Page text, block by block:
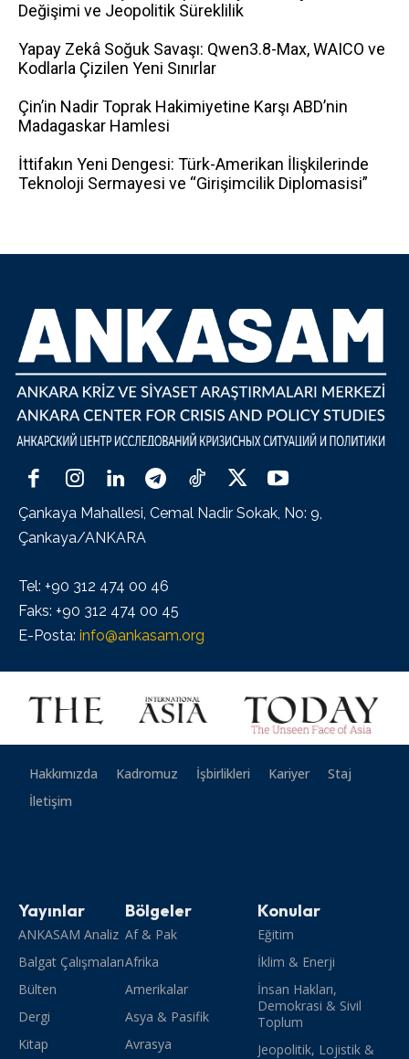
Değişimi ve Jeopolitik Süreklilik
Yapay Zekâ Soğuk Savaşı: Qwen3.8-Max, WAICO ve
Kodlarla Çizilen Yeni Sınırlar
Çin’in Nadir Toprak Hakimiyetine Karşı ABD’nin
Madagaskar Hamlesi
İttifakın Yeni Dengesi: Türk-Amerikan İlişkilerinde
Teknoloji Sermayesi ve “Girişimcilik Diplomasisi”
Çankaya Mahallesi, Cemal Nadir Sokak, No: 9,
Çankaya/ANKARA
Tel: +90 312 474 00 46
Faks: +90 312 474 00 45
E-Posta: info@ankasam.org
Hakkımızda Kadromuz İşbirlikleri Kariyer
Staj
İletişim
Yayınlar
ANKASAM Analiz
Balgat Çalışmaları
Bülten
Dergi
Kitap
Bölgeler
Af & Pak
Afrika
Amerikalar
Asya & Pasifik
Avrasya
Konular
Eğitim
İklim & Enerji
İnsan Hakları,
Demokrasi & Sivil
Toplum
Jeopolitik, Lojistik &